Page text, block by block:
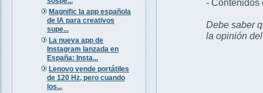
Magnific la app española
de IA para creativos
supe...
La nueva app de
Instagram lanzada en
España: Insta...
Lenovo vende portátiles
de 120 Hz, pero cuando
los...
- Contenidos
Debe saber
la opinión